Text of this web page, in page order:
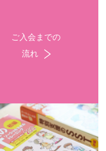
ご入会までの
流れ